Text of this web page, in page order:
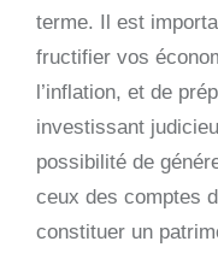
terme. Il est
fructifier vos
l’inflation, et de
investissant
possibilité de
ceux des comptes
constituer un